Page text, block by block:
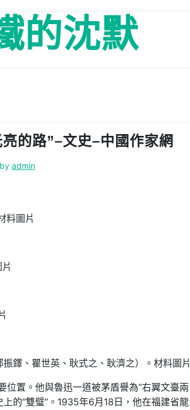
的沈默
的路”–文史–中國作家網
by admin
料圖片
鐸、瞿世英、耿式之、耿濟之）。材料圖片
置。他與魯迅一道被茅盾譽為“右翼文臺兩
的“雙璧”。1935年6月18日，他在福建省龍